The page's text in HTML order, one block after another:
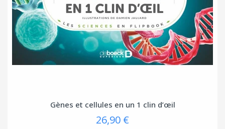
Gènes et cellules en un 1 clin d’œil
26,90 €